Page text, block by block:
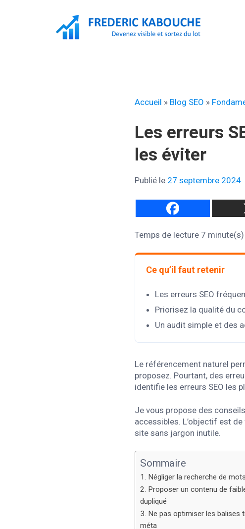
Accueil » Blog SEO »
Les erreurs
les éviter
Publié le 27 septembre 2024
Temps de lecture 7 minute(s)
Ce qu’il faut retenir
Les erreurs SEO
Priorisez la qualité du
Un audit simple et des
Le référencement naturel
proposez. Pourtant, des
identifie les erreurs SEO les
Je vous propose des
accessibles. L’objectif est
site sans jargon inutile.
Sommaire
1. Négliger la recherche de
2. Proposer un contenu de
dupliqué
3. Ne pas optimiser les balises
méta